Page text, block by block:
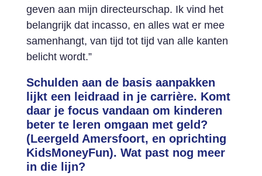
geven aan mijn directeurschap. Ik vind het
belangrijk dat incasso, en alles wat er mee
samenhangt, van tijd tot tijd van alle kanten
belicht wordt.”
Schulden aan de basis aanpakken
lijkt een leidraad in je carrière. Komt
daar je focus vandaan om kinderen
beter te leren omgaan met geld?
(Leergeld Amersfoort, en oprichting
KidsMoneyFun). Wat past nog meer
in die lijn?